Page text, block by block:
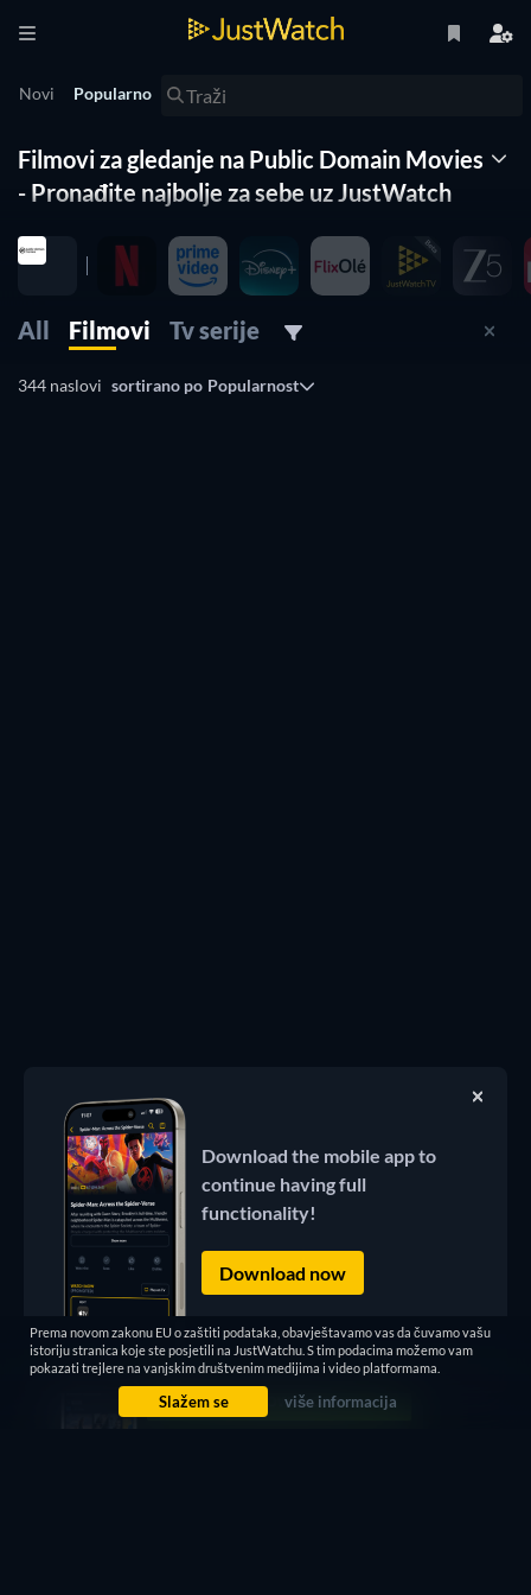
Novi Popularno
Filmovi za gledanje na Public Domain Movies
- Pronađite najbolje za sebe uz JustWatch
All Filmovi Tv serije
344 naslovi sortirano po Popularnost
Prema novom zakonu EU o zaštiti podataka, obavještavamo vas da čuvamo vašu
istoriju stranica koje ste posjetili na JustWatchu. S tim podacima možemo vam
pokazati trejlere na vanjskim društvenim medijima i video platformama.
Slažem se više informacija
Download the mobile app to
continue having full
functionality!
Download now